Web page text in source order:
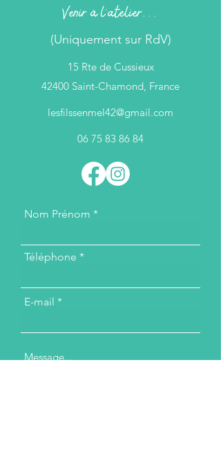
Venir à l'atelier...
(Uniquement sur RdV)
15 Rte de Cussieux
42400 Saint-Chamond, France
lesfilssenmel42@gmail.com
06 75 83 86 84
Nom Prénom
Téléphone
E-mail
Message...